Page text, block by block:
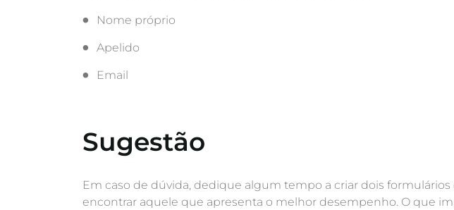
Nome próprio
Apelido
Email
Sugestão
Em caso de dúvida, dedique algum tempo a criar dois
encontrar aquele que apresenta o melhor desempenho. O que